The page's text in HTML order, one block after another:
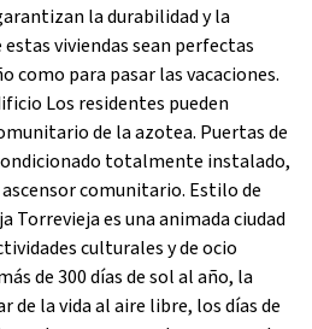
la durabilidad y la
viviendas sean perfectas
como para pasar las vacaciones.
Los residentes pueden
de la azotea. Puertas de
totalmente instalado,
comunitario. Estilo de
Torrevieja es una animada ciudad
culturales y de ocio
de 300 días de sol al año, la
de la vida al aire libre, los días de